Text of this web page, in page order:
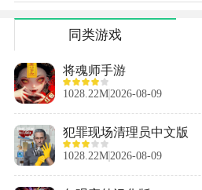
同类游戏
将魂师手游
1028.22M2026-08-09
犯罪现场清理员中文版
1028.22M2026-08-09